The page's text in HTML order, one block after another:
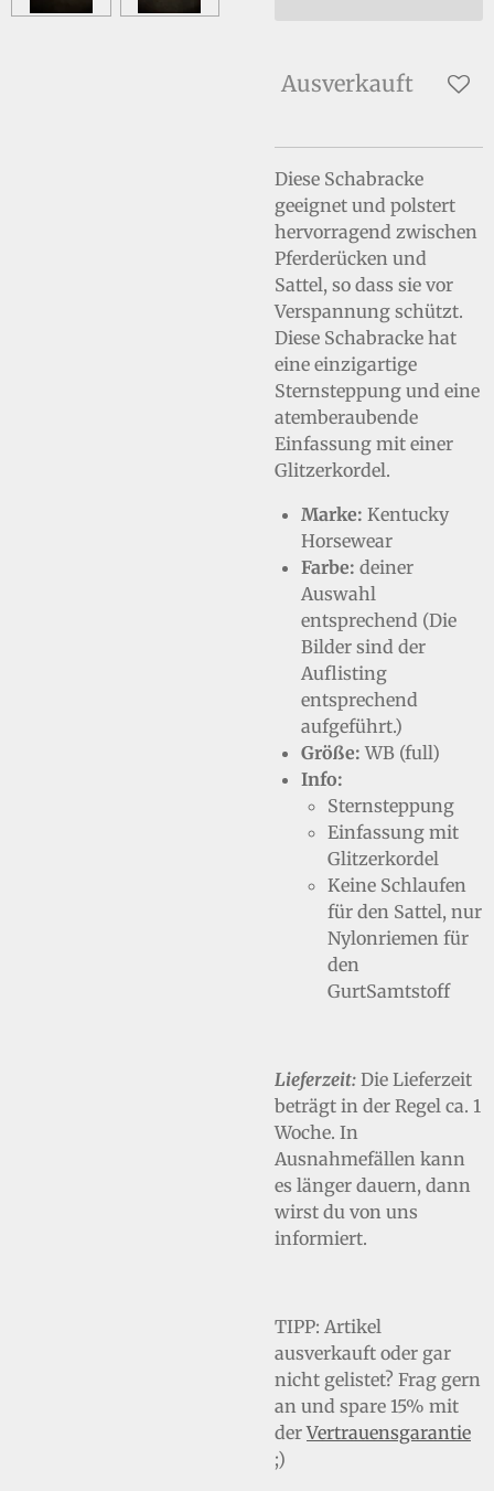
Ausverkauft
Diese Schabracke
geeignet und polstert
hervorragend zwischen
Pferderücken und
Sattel, so dass sie vor
Verspannung schützt.
Diese Schabracke hat
eine einzigartige
Sternsteppung und eine
atemberaubende
Einfassung mit einer
Glitzerkordel.
Marke: Kentucky
Horsewear
Farbe: deiner
Auswahl
entsprechend (Die
Bilder sind der
Auflisting
entsprechend
aufgeführt.)
Größe: WB (full)
Info:
Sternsteppung
Einfassung mit
Glitzerkordel
Keine Schlaufen
für den Sattel, nur
Nylonriemen für
den
GurtSamtstoff
Lieferzeit: Die Lieferzeit
beträgt in der Regel ca. 1
Woche. In
Ausnahmefällen kann
es länger dauern, dann
wirst du von uns
informiert.
TIPP: Artikel
ausverkauft oder gar
nicht gelistet? Frag gern
an und spare 15% mit
derVertrauensgarantie
;)